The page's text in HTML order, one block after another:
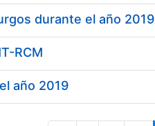
durante el año 2019
RCM
año 2019